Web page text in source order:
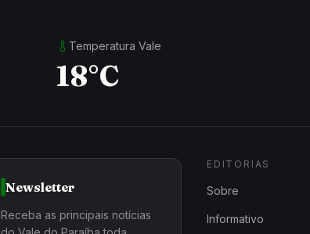
Temperatura Vale
18°C
Newsletter
Receba as principais notícias
EDITORIAS
Sobre
Informativo